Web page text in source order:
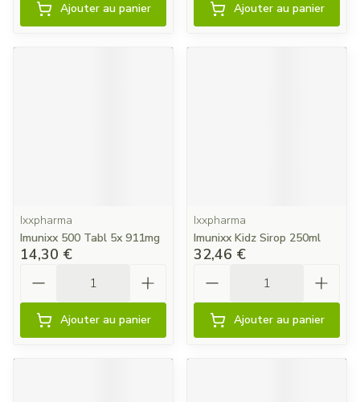
Ajouter au panier Ajouter au panier
Ixxpharma
Imunixx 500 Tabl 5x 911mg
14,30 €
Ajouter au panier
Ixxpharma
Imunixx Kidz Sirop 250ml
32,46 €
Ajouter au panier